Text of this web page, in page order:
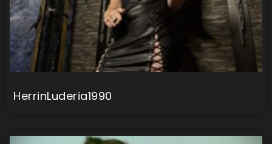
HerrinLuderia1990